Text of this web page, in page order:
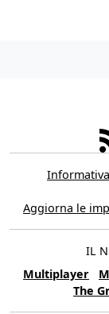
Aggiorna le
IL
Multiplayer
The